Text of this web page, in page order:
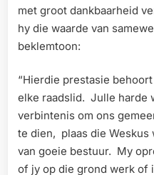
met groot dankbaarheid
hy die waarde van
beklemtoon:
“Hierdie prestasie
elke raadslid. Julle harde
verbintenis om ons
te dien, plaas die Weskus
van goeie bestuur. My
of jy op die grond werk of